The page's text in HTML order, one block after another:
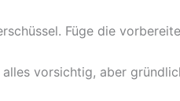
Füge die
vorsichtig, aber